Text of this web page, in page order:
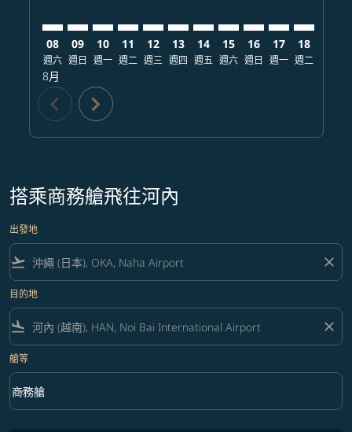
08
週六
8月
09
週日
10
週一
11
週二
12
週三
13
週四
14
週五
15
週六
16
週日
17
週一
18
週二
chevron_left chevron_right
搭乘商務艙飛往河內
出發地
flight_takeoff close
目的地
flight_land close
艙等
艙等 option 商務艙 Selected
商務艙
keyboard_arrow_down